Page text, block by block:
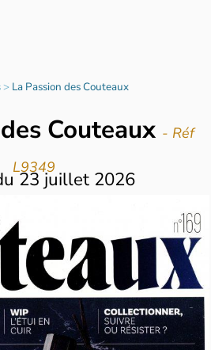
> La Passion des Couteaux
Couteaux - Réf
L9349
23 juillet 2026